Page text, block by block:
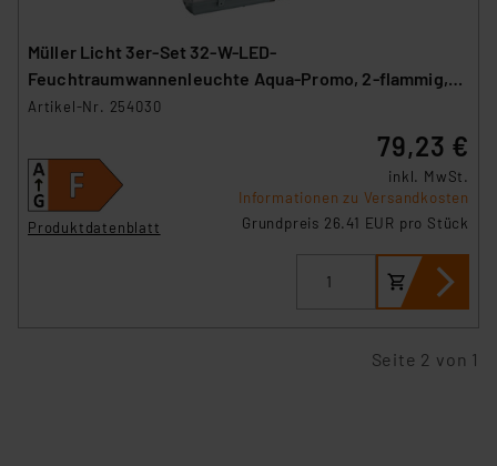
Müller Licht 3er-Set 32-W-LED-
Feuchtraumwannenleuchte Aqua-Promo, 2-flammig,
3360 lm, 4000 K, 120 cm
Artikel-Nr. 254030
Produktdatenblatt
79,23 €
inkl. MwSt.
Informationen zu Versandkosten
Grundpreis 26.41 EUR pro Stück
Seite 2 von 1